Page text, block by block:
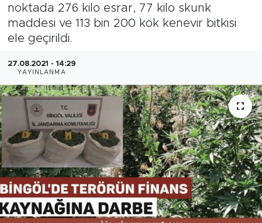
noktada 276 kilo esrar, 77 kilo skunk
maddesi ve 113 bin 200 kök kenevir bitkisi
ele geçirildi.
27.08.2021 - 14:29
YAYINLANMA
Yayladere-Yedisu
Spor
Yaşam
Sağlık
Eğitim
Son Dakika Haberleri